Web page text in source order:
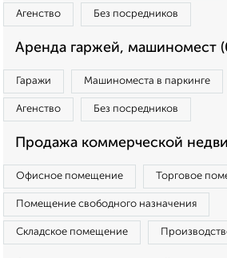
Агенство Без посредников
Аренда гаржей, машиномест
Гаражи Машиноместа в паркинге
Агенство Без посредников
Продажа коммерческой
Офисное помещение Торговое
Помещение свободного назначения
Складское помещение